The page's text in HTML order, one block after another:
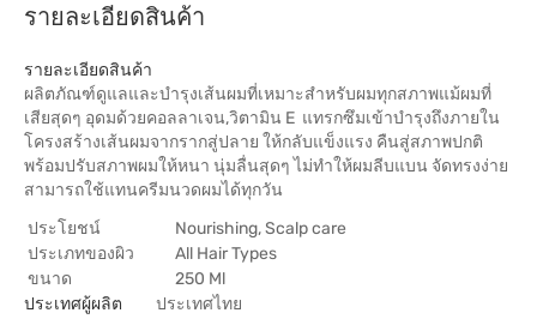
รายละเอียดสินค้า
รายละเอียดสินค้า
ผลิตภัณฑ์ดูแลและบำรุงเส้นผมที่เหมาะสำหรับผมทุกสภาพแม้ผมที่
เสียสุดๆ อุดมด้วยคอลลาเจน,วิตามิน E แทรกซึมเข้าบำรุงถึงภายใน
โครงสร้างเส้นผมจากรากสู่ปลาย ให้กลับแข็งแรง คืนสู่สภาพปกติ
พร้อมปรับสภาพผมให้หนา นุ่มลื่นสุดๆ ไม่ทำให้ผมลีบแบน จัดทรงง่าย
สามารถใช้แทนครีมนวดผมได้ทุกวัน
ประโยชน์
Nourishing, Scalp care
ประเภทของผิว
All Hair Types
ขนาด
250 Ml
ประเทศผู้ผลิต
ประเทศไทย